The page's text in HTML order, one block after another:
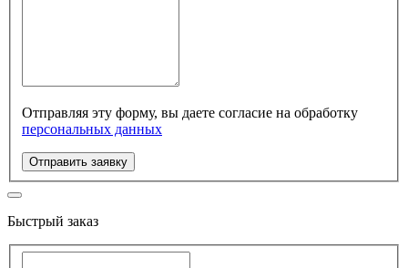
Отправляя эту форму, вы даете согласие на обработку
персональных данных
Отправить заявку
Быстрый заказ